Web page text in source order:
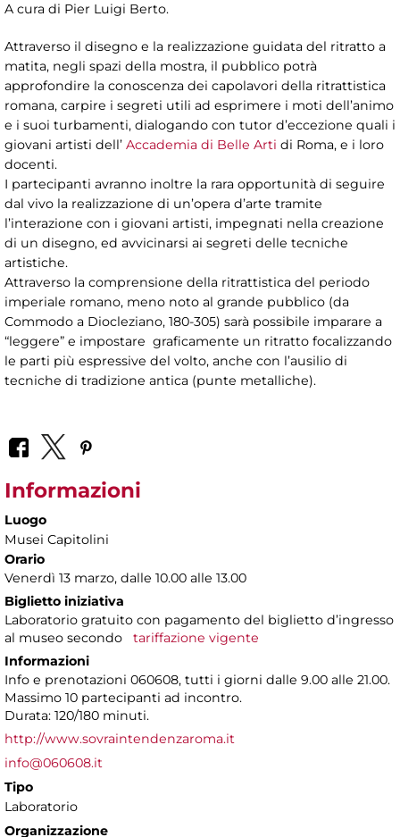
A cura di Pier Luigi Berto.
Attraverso il disegno e la realizzazione guidata del ritratto a
matita, negli spazi della mostra, il pubblico potrà
approfondire la conoscenza dei capolavori della ritrattistica
romana, carpire i segreti utili ad esprimere i moti dell’animo
e i suoi turbamenti, dialogando con tutor d’eccezione quali i
giovani artisti dell’ Accademia di Belle Arti di Roma, e i loro
docenti.
I partecipanti avranno inoltre la rara opportunità di seguire
dal vivo la realizzazione di un’opera d’arte tramite
l’interazione con i giovani artisti, impegnati nella creazione
di un disegno, ed avvicinarsi ai segreti delle tecniche
artistiche.
Attraverso la comprensione della ritrattistica del periodo
imperiale romano, meno noto al grande pubblico (da
Commodo a Diocleziano, 180-305) sarà possibile imparare a
“leggere” e impostare graficamente un ritratto focalizzando
le parti più espressive del volto, anche con l’ausilio di
tecniche di tradizione antica (punte metalliche).
Informazioni
Luogo
Musei Capitolini
Orario
Venerdì 13 marzo, dalle 10.00 alle 13.00
Biglietto iniziativa
Laboratorio gratuito con pagamento del biglietto d’ingresso
al museo secondo tariffazione vigente
Informazioni
Info e prenotazioni 060608, tutti i giorni dalle 9.00 alle 21.00.
Massimo 10 partecipanti ad incontro.
Durata: 120/180 minuti.
http://www.sovraintendenzaroma.it
info@060608.it
Tipo
Laboratorio
Organizzazione